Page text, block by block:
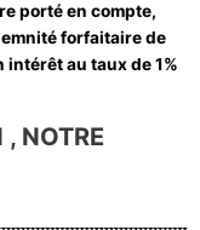
porté en compte,
forfaitaire de
intérêt au taux de 1%
, NOTRE